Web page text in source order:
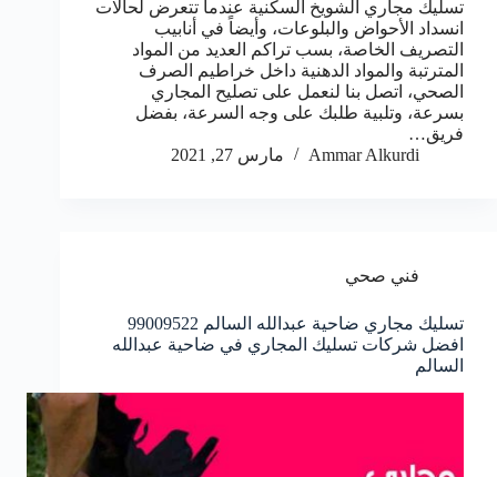
تسليك مجاري الشويخ السكنية عندما تتعرض لحالات
انسداد الأحواض والبلوعات، وأيضاً في أنابيب
التصريف الخاصة، بسب تراكم العديد من المواد
المترتبة والمواد الدهنية داخل خراطيم الصرف
الصحي، اتصل بنا لنعمل على تصليح المجاري
بسرعة، وتلبية طلبك على وجه السرعة، بفضل
فريق…
Ammar Alkurdi
مارس 27, 2021
فني صحي
تسليك مجاري ضاحية عبدالله السالم 99009522
افضل شركات تسليك المجاري في ضاحية عبدالله
السالم